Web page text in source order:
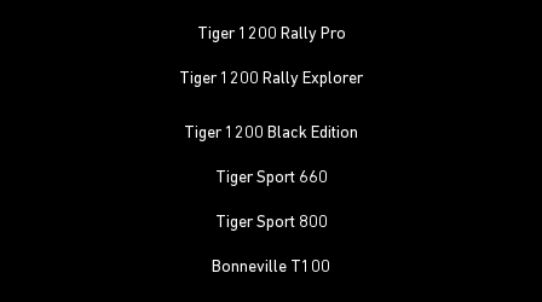
Tiger 1200 Rally Pro
Tiger 1200 Rally Explorer
Tiger 1200 Black Edition
Tiger Sport 660
Tiger Sport 800
Bonneville T100